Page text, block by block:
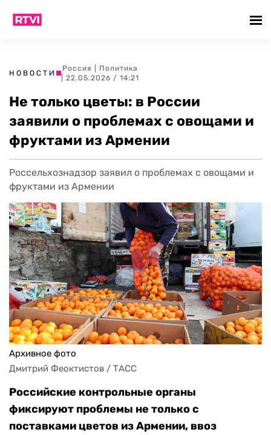
НОВОСТИ
Россия
Политика
| 22.05.2026 / 14:21
Не только цветы: в России
заявили о проблемах с овощами и
фруктами из Армении
Россельхознадзор заявил о проблемах с овощами и
фруктами из Армении
Архивное фото
Дмитрий Феоктистов / ТАСС
Российские контрольные органы
фиксируют проблемы не только с
поставками цветов из Армении, ввоз